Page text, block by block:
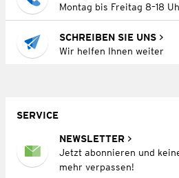
Montag bis Freitag 8–18
SCHREIBEN SIE UNS
Wir helfen Ihnen weiter
SERVICE
NEWSLETTER
Jetzt abonnieren und
mehr verpassen!